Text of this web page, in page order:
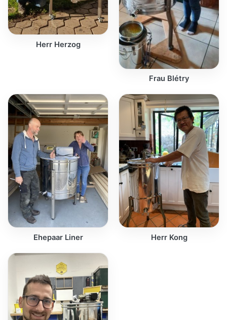
Herr Herzog
Frau Blétry
Ehepaar Liner Herr Kong